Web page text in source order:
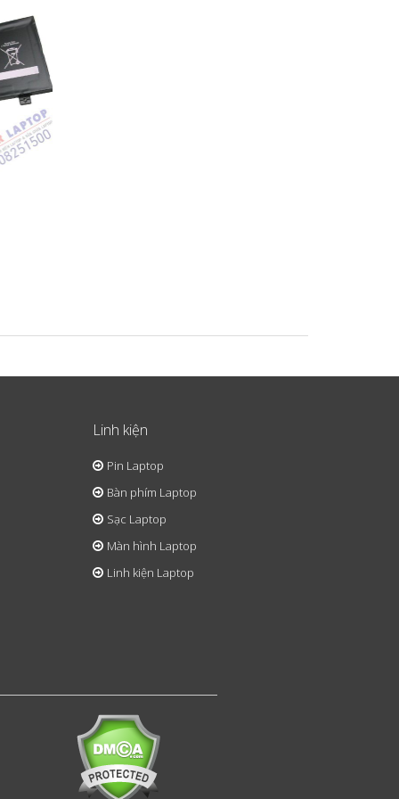
Linh kiện
Pin Laptop
Bàn phím Laptop
Sạc Laptop
Màn hình Laptop
Linh kiện Laptop